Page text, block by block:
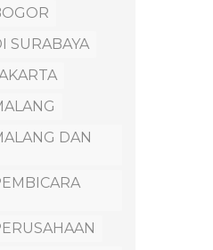
SURABAYA
DAN